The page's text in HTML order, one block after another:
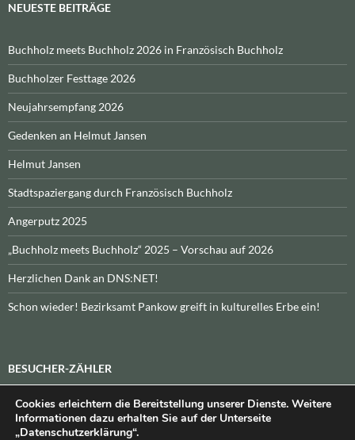
NEUESTE BEITRÄGE
Buchholz meets Buchholz 2026 in Französisch Buchholz
Buchholzer Festtage 2026
Neujahrsempfang 2026
Gedenken an Helmut Jansen
Helmut Jansen
Stadtspaziergang durch Französisch Buchholz
Angerputz 2025
„Buchholz meets Buchholz“ 2025 – Vorschau auf 2026
Herzlichen Dank an DNS:NET!
Schon wieder! Bezirksamt Pankow greift in kulturelles Erbe ein!
BESUCHER-ZÄHLER
Heute:_\n\nInsgesamt:_
Cookies erleichtern die Bereitstellung unserer Dienste. Weitere
Informationen dazu erhalten Sie auf der Unterseite
„Datenschutzerklärung“.